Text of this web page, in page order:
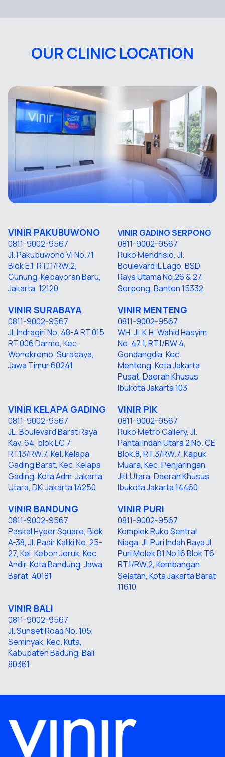
OUR CLINIC LOCATION
VINIR PAKUBUWONO
0811-9002-9567
Jl. Pakubuwono VI No.71
Blok E.1, RT.11/RW.2,
Gunung, Kebayoran Baru,
Jakarta, 12120
VINIR GADING SERPONG
0811-9002-9567
Ruko Mendrisio, Jl.
Boulevard iL Lago, BSD
Raya Utama No.26 & 27,
Serpong, Banten 15332
VINIR SURABAYA
0811-9002-9567
Jl. Indragiri No. 48-A RT.015
RT.006 Darmo, Kec.
Wonokromo, Surabaya,
Jawa Timur 60241
VINIR MENTENG
0811-9002-9567
WH, Jl. K.H. Wahid Hasyim
No. 47 1, RT.1/RW.4,
Gondangdia, Kec.
Menteng, Kota Jakarta
Pusat, Daerah Khusus
Ibukota Jakarta 103
VINIR KELAPA GADING
0811-9002-9567
JL. Boulevard Barat Raya
Kav. 64, blok LC 7,
RT.13/RW.7, Kel. Kelapa
Gading Barat, Kec. Kelapa
Gading, Kota Adm. Jakarta
Utara, DKI Jakarta 14250
VINIR PIK
0811-9002-9567
Ruko Metro Gallery, Jl.
Pantai Indah Utara 2 No. CE
Blok.8, RT.3/RW.7, Kapuk
Muara, Kec. Penjaringan,
Jkt Utara, Daerah Khusus
Ibukota Jakarta 14460
VINIR BANDUNG
0811-9002-9567
Paskal Hyper Square, Blok
A-38, Jl. Pasir Kaliki No. 25-
27, Kel. Kebon Jeruk, Kec.
Andir, Kota Bandung, Jawa
Barat, 40181
VINIR PURI
0811-9002-9567
Komplek Ruko Sentral
Niaga, Jl. Puri Indah Raya Jl.
Puri Molek B1 No.16 Blok T6
RT.1/RW.2, Kembangan
Selatan, Kota Jakarta Barat
11610
VINIR BALI
0811-9002-9567
Jl. Sunset Road No. 105,
Seminyak, Kec. Kuta,
Kabupaten Badung, Bali
80361